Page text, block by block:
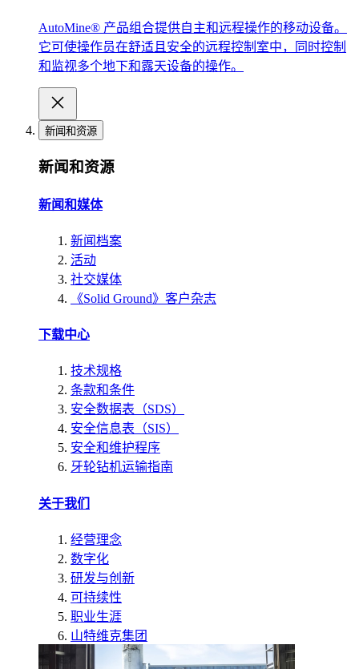
AutoMine® 产品组合提供自主和远程操作的移动设备。
它可使操作员在舒适且安全的远程控制室中，同时控制
和监视多个地下和露天设备的操作。
新闻和资源
新闻和资源
新闻和媒体
新闻档案
活动
社交媒体
《Solid Ground》客户杂志
下载中心
技术规格
条款和条件
安全数据表（SDS）
安全信息表（SIS）
安全和维护程序
牙轮钻机运输指南
关于我们
经营理念
数字化
研发与创新
可持续性
职业生涯
山特维克集团